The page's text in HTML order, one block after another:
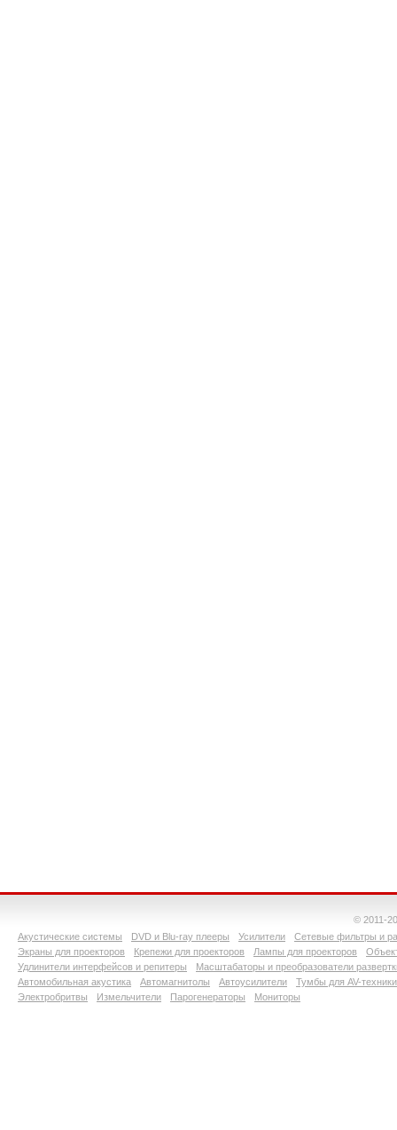
© 2011-
Акустические системы
DVD и Blu-ray плееры Усилители
Сетевые фильтры и
Экраны для проекторов
Крепежи для проекторов Лампы для проекторов
Удлинители интерфейсов и репитеры
Масштабаторы и преобразователи
Автомобильная акустика
Автомагнитолы Автоусилители
Тумбы для AV-техники
Электробритвы
Измельчители Парогенераторы Мониторы